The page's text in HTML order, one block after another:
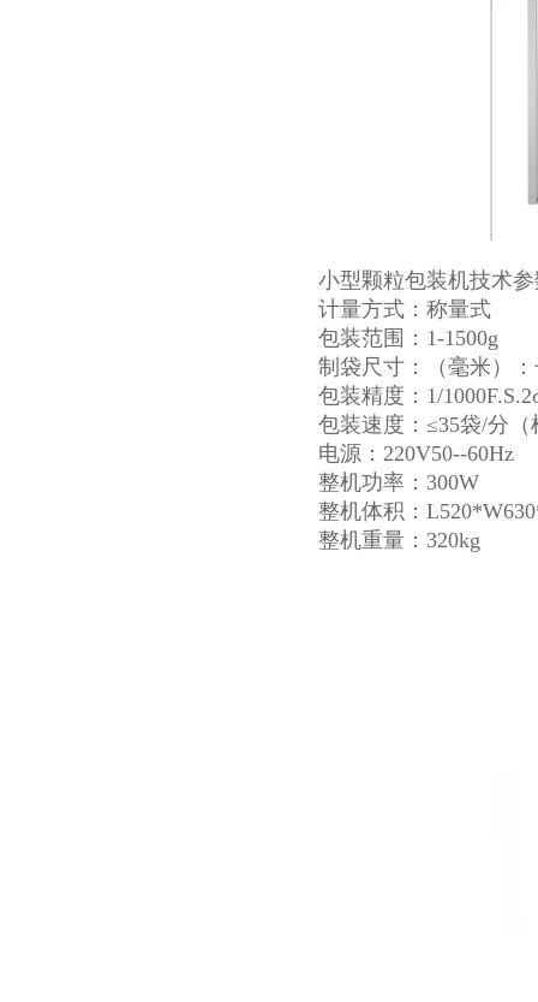
小型颗粒包装机技术
计量方式：称量式
包装范围：1-1500g
制袋尺寸：（毫米）
包装精度：1/
包装速度：≤35袋/分
电源：220V50--60Hz
整机功率：300W
整机体积：
整机重量：320kg